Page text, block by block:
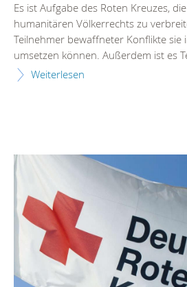
Es ist Aufgabe des Roten Kreuzes,
humanitären Völkerrechts zu
Teilnehmer bewaffneter Konflikte sie
umsetzen können. Außerdem ist es
Weiterlesen